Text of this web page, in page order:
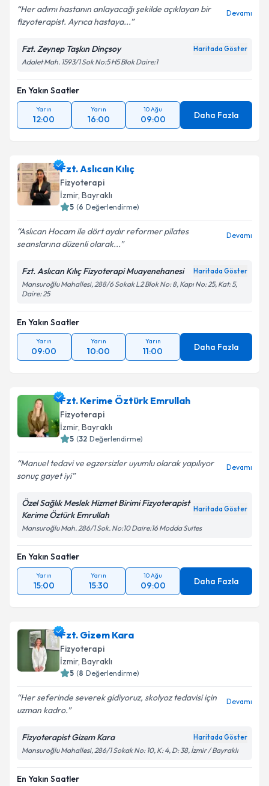
Her adımı hastanın anlayacağı şekilde açıklayan bir
fizyoterapist. Ayrıca hastaya...
Devamı
Fzt. Zeynep Taşkın Dinçsoy Haritada Göster
Adalet Mah. 1593/1 Sok No:5 H5 Blok Daire:1
En Yakın Saatler
Yarın
12:00
Yarın
16:00
10 Ağu
09:00 Daha Fazla
Fzt. Aslıcan Kılıç
Fizyoterapi
İzmir, Bayraklı
5 (6 Değerlendirme)
Aslıcan Hocam ile dört aydır reformer pilates
seanslarına düzenli olarak...
Devamı
Fzt. Aslıcan Kılıç Fizyoterapi Muayenehanesi Haritada Göster
Mansuroğlu Mahallesi, 288/6 Sokak L2 Blok No: 8, Kapı No: 25, Kat: 5,
Daire: 25
En Yakın Saatler
Yarın
09:00
Yarın
10:00
Yarın
11:00 Daha Fazla
Fzt. Kerime Öztürk Emrullah
Fizyoterapi
İzmir, Bayraklı
5 (32 Değerlendirme)
Manuel tedavi ve egzersizler uyumlu olarak yapılıyor
sonuç gayet iyi
Devamı
Özel Sağlık Meslek Hizmet Birimi Fizyoterapist
Kerime Öztürk Emrullah
Haritada Göster
Mansuroğlu Mah. 286/1 Sok. No:10 Daire:16 Modda Suites
En Yakın Saatler
Yarın
15:00
Yarın
15:30
10 Ağu
09:00 Daha Fazla
Fzt. Gizem Kara
Fizyoterapi
İzmir, Bayraklı
5 (8 Değerlendirme)
Her seferinde severek gidiyoruz, skolyoz tedavisi için
uzman kadro.
Devamı
Fizyoterapist Gizem Kara Haritada Göster
Mansuroğlu Mahallesi, 286/1 Sokak No: 10, K: 4, D: 38, İzmir / Bayraklı
En Yakın Saatler